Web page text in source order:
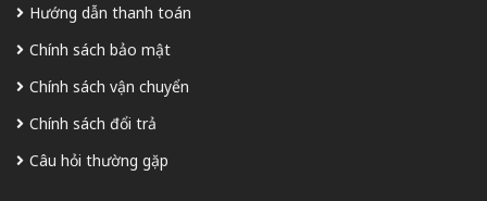
Hướng dẫn thanh toán
Chính sách bảo mật
Chính sách vận chuyển
Chính sách đổi trả
Câu hỏi thường gặp